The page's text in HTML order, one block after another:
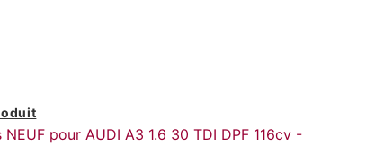
pour AUDI A3 1.6 30 TDI DPF 116cv -